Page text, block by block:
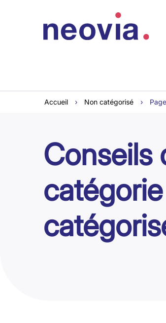
Accueil › Non catégorisé ›
Conseils